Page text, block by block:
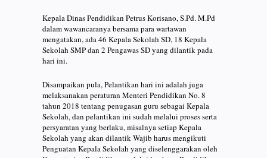
Kepala Dinas Pendidikan Petrus Korisano, S.Pd. M.Pd
dalam wawancaranya bersama para wartawan
mengatakan, ada 46 Kepala Sekolah SD, 18 Kepala
Sekolah SMP dan 2 Pengawas SD yang dilantik pada
hari ini.
Disampaikan pula, Pelantikan hari ini adalah juga
melaksanakan peraturan Menteri Pendidikan No. 8
tahun 2018 tentang penugasan guru sebagai Kepala
Sekolah, dan pelantikan ini sudah melalui proses serta
persyaratan yang berlaku, misalnya setiap Kepala
Sekolah yang akan dilantik Wajib harus mengikuti
Penguatan Kepala Sekolah yang diselenggarakan oleh